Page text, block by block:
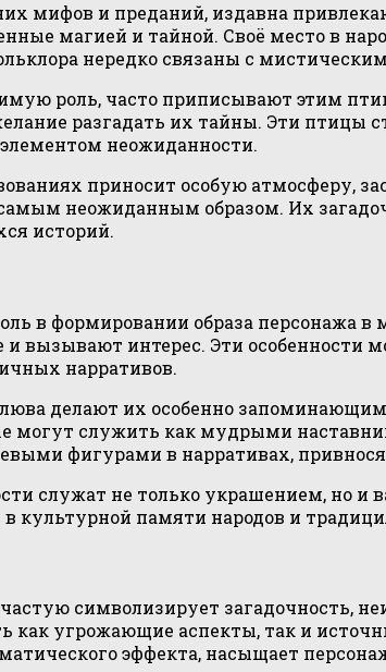
мифов и преданий, издавна
магией и тайной. Своё место в
нередко связаны с
роль, часто приписывают этим
разгадать их тайны. Эти птицы
неожиданности.
приносит особую атмосферу,
неожиданным образом. Их
историй.
в формировании образа персонажа
вызывают интерес. Эти особенности
нарративов.
делают их особенно
могут служить как мудрыми
фигурами в нарративах,
служат не только украшением,
культурной памяти народов и
символизирует загадочность,
как угрожающие аспекты, так и
эффекта, насыщает